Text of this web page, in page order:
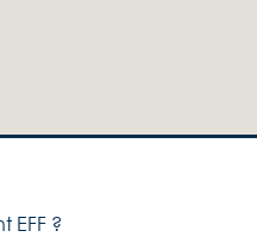
EFF​ ?